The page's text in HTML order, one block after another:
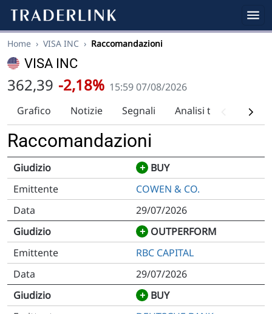
Home › VISA INC › Raccomandazioni
VISA INC
362,39 -2,18% 15:59 07/08/2026
Grafico
Notizie Segnali Analisi tecnica
Raccomandazioni
+ BUY
COWEN & CO.
29/07/2026
+ OUTPERFORM
RBC CAPITAL
29/07/2026
+ BUY